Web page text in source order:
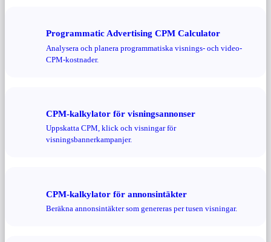
Programmatic Advertising CPM Calculator
Analysera och planera programmatiska visnings- och video-
CPM-kostnader.
CPM-kalkylator för visningsannonser
Uppskatta CPM, klick och visningar för
visningsbannerkampanjer.
CPM-kalkylator för annonsintäkter
Beräkna annonsintäkter som genereras per tusen visningar.